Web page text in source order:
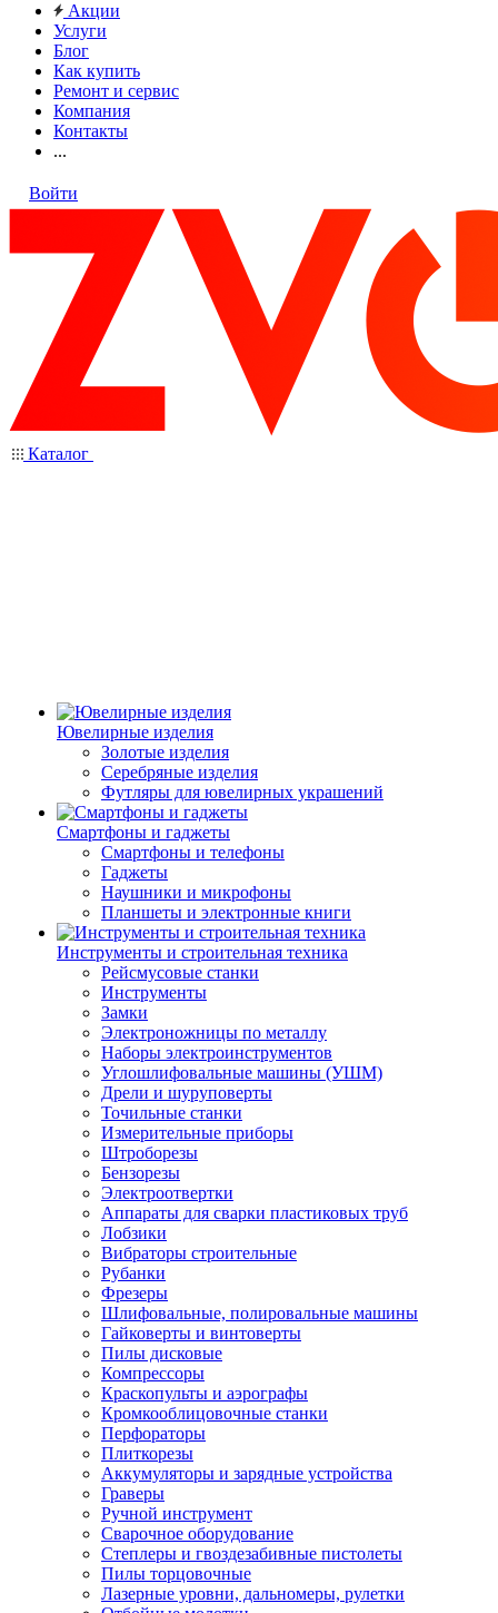
Акции
Услуги
Блог
Как купить
Ремонт и сервис
Компания
Контакты
...
Войти
Каталог
Ювелирные изделия
Золотые изделия
Серебряные изделия
Футляры для ювелирных украшений
Смартфоны и гаджеты
Смартфоны и телефоны
Гаджеты
Наушники и микрофоны
Планшеты и электронные книги
Инструменты и строительная техника
Рейсмусовые станки
Инструменты
Замки
Электроножницы по металлу
Наборы электроинструментов
Углошлифовальные машины (УШМ)
Дрели и шуруповерты
Точильные станки
Измерительные приборы
Штроборезы
Бензорезы
Электроотвертки
Аппараты для сварки пластиковых труб
Лобзики
Вибраторы строительные
Рубанки
Фрезеры
Шлифовальные, полировальные машины
Гайковерты и винтоверты
Пилы дисковые
Компрессоры
Краскопульты и аэрографы
Кромкооблицовочные станки
Перфораторы
Плиткорезы
Аккумуляторы и зарядные устройства
Граверы
Ручной инструмент
Сварочное оборудование
Степлеры и гвоздезабивные пистолеты
Пилы торцовочные
Лазерные уровни, дальномеры, рулетки